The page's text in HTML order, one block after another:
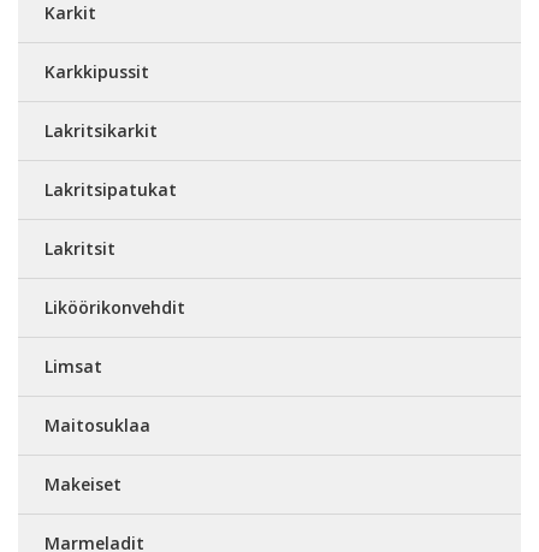
Karkit
Karkkipussit
Lakritsikarkit
Lakritsipatukat
Lakritsit
Liköörikonvehdit
Limsat
Maitosuklaa
Makeiset
Marmeladit